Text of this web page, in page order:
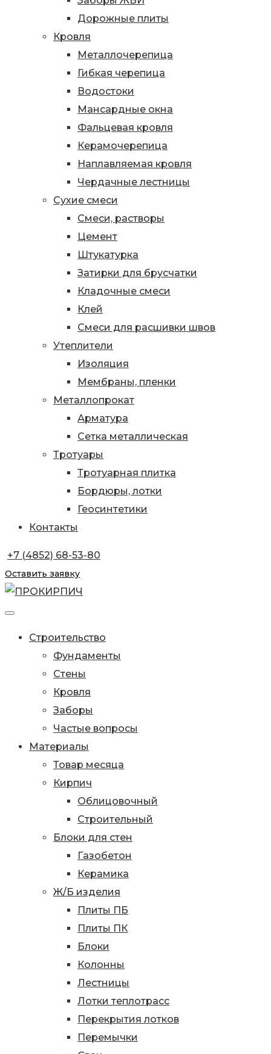
Дорожные плиты
Кровля
Металлочерепица
Гибкая черепица
Водостоки
Мансардные окна
Фальцевая кровля
Керамочерепица
Наплавляемая кровля
Чердачные лестницы
Сухие смеси
Смеси, растворы
Цемент
Штукатурка
Затирки для брусчатки
Кладочные смеси
Клей
Смеси для расшивки швов
Утеплители
Изоляция
Мембраны, пленки
Металлопрокат
Арматура
Сетка металлическая
Тротуары
Тротуарная плитка
Бордюры, лотки
Геосинтетики
Контакты
+7 (4852) 68-53-80
Оставить заявку
Строительство
Фундаменты
Стены
Кровля
Заборы
Частые вопросы
Материалы
Товар месяца
Кирпич
Облицовочный
Строительный
Блоки для стен
Газобетон
Керамика
Ж/Б изделия
Плиты ПБ
Плиты ПК
Блоки
Колонны
Лестницы
Лотки теплотрасс
Перекрытия лотков
Перемычки